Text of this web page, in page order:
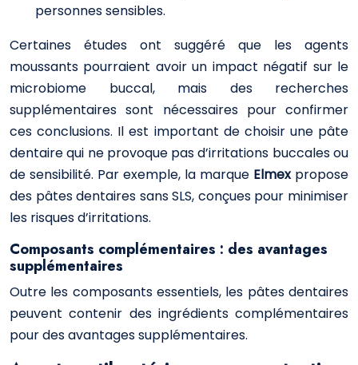
personnes sensibles.
Certaines études ont suggéré que les agents
moussants pourraient avoir un impact négatif sur le
microbiome buccal, mais des recherches
supplémentaires sont nécessaires pour confirmer
ces conclusions. Il est important de choisir une pâte
dentaire qui ne provoque pas d’irritations buccales ou
de sensibilité. Par exemple, la marque Elmex propose
des pâtes dentaires sans SLS, conçues pour minimiser
les risques d’irritations.
Composants complémentaires : des avantages
supplémentaires
Outre les composants essentiels, les pâtes dentaires
peuvent contenir des ingrédients complémentaires
pour des avantages supplémentaires.